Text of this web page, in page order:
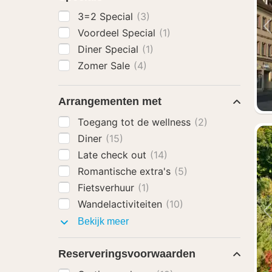
3=2 Special (3)
Voordeel Special (1)
Diner Special (1)
Zomer Sale (4)
Arrangementen met
Toegang tot de wellness (2)
Diner (15)
Late check out (14)
Romantische extra's (5)
Fietsverhuur (1)
Wandelactiviteiten (10)
Bekijk meerArrangementen
Reserveringsvoorwaarden